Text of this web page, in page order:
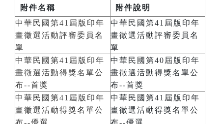
附件名稱
附件說明
中華民國第41屆版印年
畫徵選活動評審委員名
單
中華民國第41屆版印年
畫徵選活動評審委員名
單
中華民國第41屆版印年
畫徵選活動得獎名單公
布--首獎
中華民國第40屆版印年
畫徵選活動得獎名單公
布--首獎
中華民國第41屆版印年
畫徵選活動得獎名單公
中華民國第41屆版印年
畫徵選活動得獎名單公